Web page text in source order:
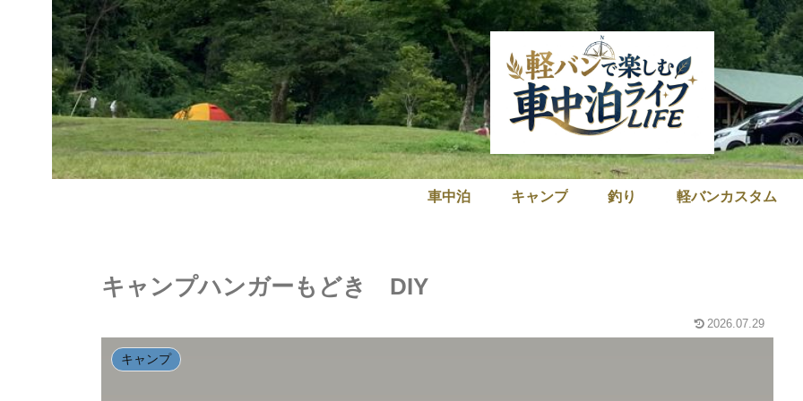
車中泊 キャンプ 釣り 軽バンカスタム
キャンプハンガーもどき DIY
2026.07.29
キャンプ